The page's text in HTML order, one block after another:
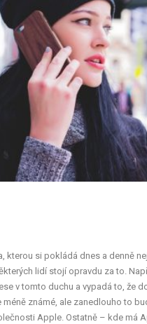
kterou si pokládá dnes a denně
lidí stojí opravdu za to.
v tomto duchu a vypadá to,
známé, ale zanedlouho to
Apple. Ostatně – kde má